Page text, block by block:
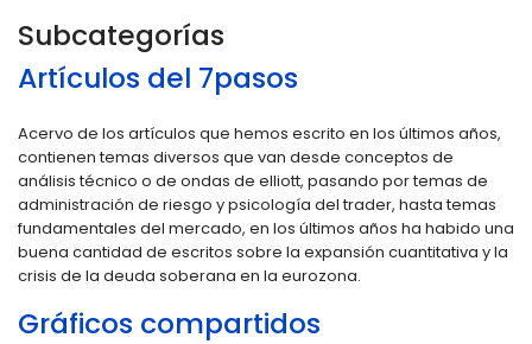
Subcategorías
Artículos del 7pasos
Acervo de los artículos que hemos escrito en los últimos años,
contienen temas diversos que van desde conceptos de
análisis técnico o de ondas de elliott, pasando por temas de
administración de riesgo y psicología del trader, hasta temas
fundamentales del mercado, en los últimos años ha habido una
buena cantidad de escritos sobre la expansión cuantitativa y la
crisis de la deuda soberana en la eurozona.
Gráficos compartidos